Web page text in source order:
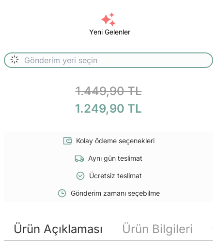
Yeni Gelenler
1.449,90 TL
1.249,90 TL
Kolay ödeme seçenekleri
Aynı gün teslimat
Ücretsiz teslimat
Gönderim zamanı seçebilme
Ürün Açıklaması Ürün Bilgileri